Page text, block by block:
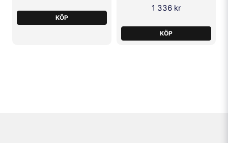
KÖP
1 336 kr
KÖP